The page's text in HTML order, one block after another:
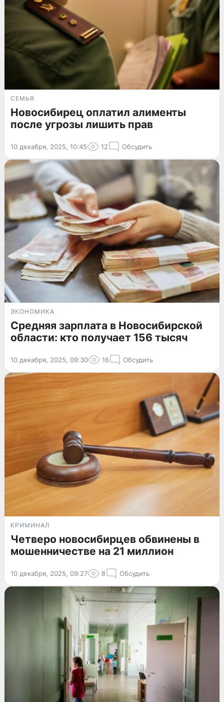
СЕМЬЯ
Новосибирец оплатил алименты
после угрозы лишить прав
10 декабря, 2025, 10:45 12 Обсудить
ЭКОНОМИКА
Средняя зарплата в Новосибирской
области: кто получает 156 тысяч
10 декабря, 2025, 09:30 16 Обсудить
КРИМИНАЛ
Четверо новосибирцев обвинены в
мошенничестве на 21 миллион
10 декабря, 2025, 09:27 8 Обсудить